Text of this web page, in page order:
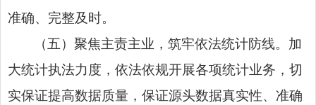
准确、完整及时。
（五）聚焦主责主业，筑牢依法统计防线。加
大统计执法力度，依法依规开展各项统计业务，切
实保证提高数据质量，保证源头数据真实性、准确